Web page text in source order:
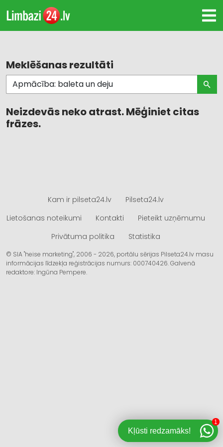
Meklēšanas rezultāti
Neizdevās neko atrast. Mēģiniet citas
frāzes.
Kam ir pilseta24.lv
Pilseta24.lv
Lietošanas noteikumi
Kontakti
Pieteikt uzņēmumu
Privātuma politika
Statistika
© SIA "heise marketing", 2006 - 2026, portālu sērijas Pilseta24.lv masu
informācijas līdzekļa reģistrācijas numurs: 000740426. Galvenā
redaktore: Ingūna Pempere.
Kļūsti redzamāks!
1